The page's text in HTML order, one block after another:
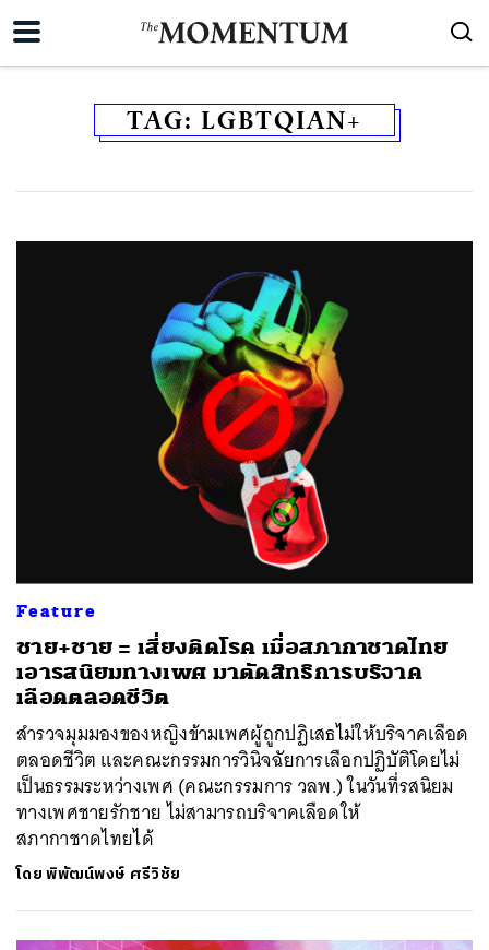
TAG: LGBTQIAN+
Feature
ชาย+ชาย = เสี่ยงติดโรค เมื่อสภากาชาดไทย
เอารสนิยมทางเพศ มาตัดสิทธิการบริจาค
เลือดตลอดชีวิต
สำรวจมุมมองของหญิงข้ามเพศผู้ถูกปฏิเสธไม่ให้บริจาคเลือด
ตลอดชีวิต และคณะกรรมการวินิจฉัยการเลือกปฏิบัติโดยไม่
เป็นธรรมระหว่างเพศ (คณะกรรมการ วลพ.) ในวันที่รสนิยม
ทางเพศชายรักชาย ไม่สามารถบริจาคเลือดให้
สภากาชาดไทยได้
โดยพิพัฒน์พงษ์ ศรีวิชัย